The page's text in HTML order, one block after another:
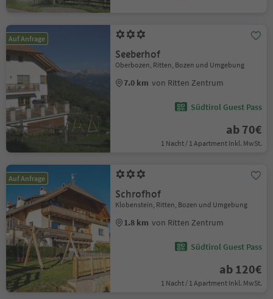
Auf Anfrage
Seeberhof
Oberbozen, Ritten, Bozen und Umgebung
7.0 km von Ritten Zentrum
Südtirol Guest Pass
ab 70€
1 Nacht / 1 Apartment Inkl. MwSt.
Auf Anfrage
Schrofhof
Klobenstein, Ritten, Bozen und Umgebung
1.8 km von Ritten Zentrum
Südtirol Guest Pass
ab 120€
1 Nacht / 1 Apartment Inkl. MwSt.